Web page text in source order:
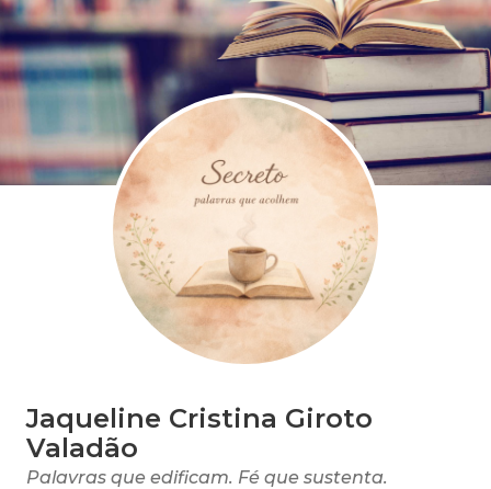
Jaqueline Cristina Giroto
Valadão
Palavras que edificam. Fé que sustenta.